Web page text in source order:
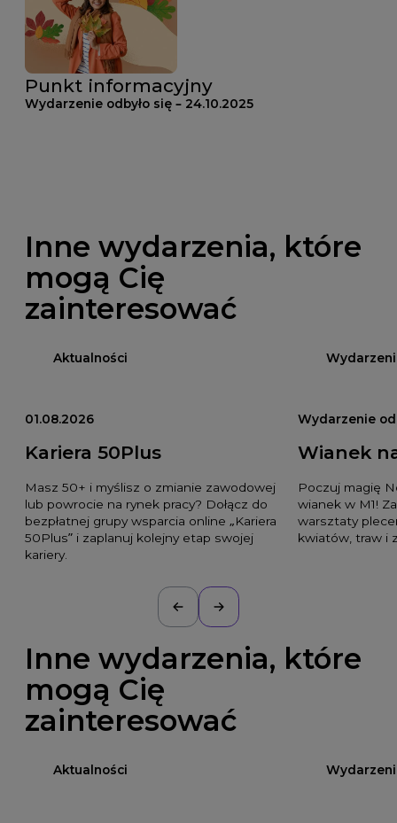
Punkt informacyjny
Wydarzenie odbyło się – 24.10.2025
Inne wydarzenia, które
mogą Cię
zainteresować
Aktualności
01.08.2026
Kariera 50Plus
Masz 50+ i myślisz o zmianie zawodowej
lub powrocie na rynek pracy? Dołącz do
bezpłatnej grupy wsparcia online „Kariera
50Plus” i zaplanuj kolejny etap swojej
kariery.
Wydarzenie
Wianek
Poczuj magię
wianek w M1!
warsztaty
kwiatów, traw i
Inne wydarzenia, które
mogą Cię
zainteresować
Aktualności